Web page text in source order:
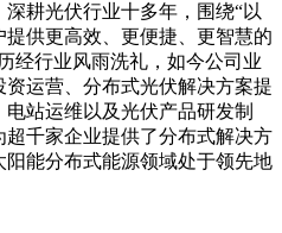
深耕光伏行业十多年，围绕“以
供更高效、更便捷、更智慧的
经行业风雨洗礼，如今公司业
运营、分布式光伏解决方案提
站运维以及光伏产品研发制
千家企业提供了分布式解决方
能分布式能源领域处于领先地